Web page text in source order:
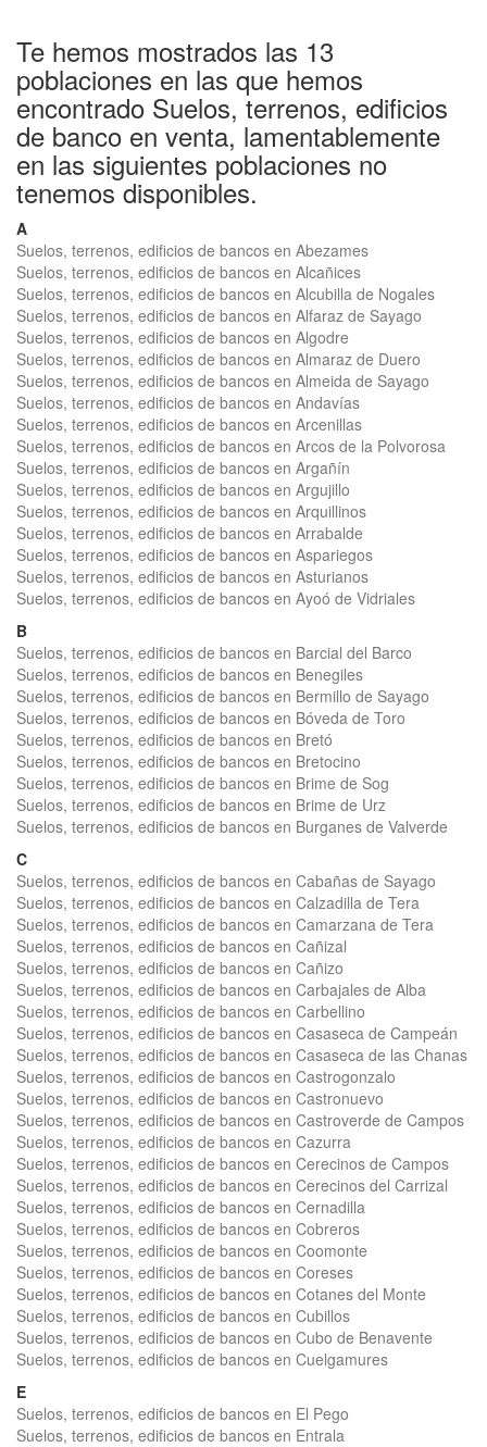
Te hemos mostrados las 13
poblaciones en las que hemos
encontrado Suelos, terrenos, edificios
de banco en venta, lamentablemente
en las siguientes poblaciones no
tenemos disponibles.
A
Suelos, terrenos, edificios de bancos en Abezames
Suelos, terrenos, edificios de bancos en Alcañices
Suelos, terrenos, edificios de bancos en Alcubilla de Nogales
Suelos, terrenos, edificios de bancos en Alfaraz de Sayago
Suelos, terrenos, edificios de bancos en Algodre
Suelos, terrenos, edificios de bancos en Almaraz de Duero
Suelos, terrenos, edificios de bancos en Almeida de Sayago
Suelos, terrenos, edificios de bancos en Andavías
Suelos, terrenos, edificios de bancos en Arcenillas
Suelos, terrenos, edificios de bancos en Arcos de la Polvorosa
Suelos, terrenos, edificios de bancos en Argañín
Suelos, terrenos, edificios de bancos en Argujillo
Suelos, terrenos, edificios de bancos en Arquillinos
Suelos, terrenos, edificios de bancos en Arrabalde
Suelos, terrenos, edificios de bancos en Aspariegos
Suelos, terrenos, edificios de bancos en Asturianos
Suelos, terrenos, edificios de bancos en Ayoó de Vidriales
B
Suelos, terrenos, edificios de bancos en Barcial del Barco
Suelos, terrenos, edificios de bancos en Benegiles
Suelos, terrenos, edificios de bancos en Bermillo de Sayago
Suelos, terrenos, edificios de bancos en Bóveda de Toro
Suelos, terrenos, edificios de bancos en Bretó
Suelos, terrenos, edificios de bancos en Bretocino
Suelos, terrenos, edificios de bancos en Brime de Sog
Suelos, terrenos, edificios de bancos en Brime de Urz
Suelos, terrenos, edificios de bancos en Burganes de Valverde
C
Suelos, terrenos, edificios de bancos en Cabañas de Sayago
Suelos, terrenos, edificios de bancos en Calzadilla de Tera
Suelos, terrenos, edificios de bancos en Camarzana de Tera
Suelos, terrenos, edificios de bancos en Cañizal
Suelos, terrenos, edificios de bancos en Cañizo
Suelos, terrenos, edificios de bancos en Carbajales de Alba
Suelos, terrenos, edificios de bancos en Carbellino
Suelos, terrenos, edificios de bancos en Casaseca de Campeán
Suelos, terrenos, edificios de bancos en Casaseca de las Chanas
Suelos, terrenos, edificios de bancos en Castrogonzalo
Suelos, terrenos, edificios de bancos en Castronuevo
Suelos, terrenos, edificios de bancos en Castroverde de Campos
Suelos, terrenos, edificios de bancos en Cazurra
Suelos, terrenos, edificios de bancos en Cerecinos de Campos
Suelos, terrenos, edificios de bancos en Cerecinos del Carrizal
Suelos, terrenos, edificios de bancos en Cernadilla
Suelos, terrenos, edificios de bancos en Cobreros
Suelos, terrenos, edificios de bancos en Coomonte
Suelos, terrenos, edificios de bancos en Coreses
Suelos, terrenos, edificios de bancos en Cotanes del Monte
Suelos, terrenos, edificios de bancos en Cubillos
Suelos, terrenos, edificios de bancos en Cubo de Benavente
Suelos, terrenos, edificios de bancos en Cuelgamures
E
Suelos, terrenos, edificios de bancos en El Pego
Suelos, terrenos, edificios de bancos en Entrala